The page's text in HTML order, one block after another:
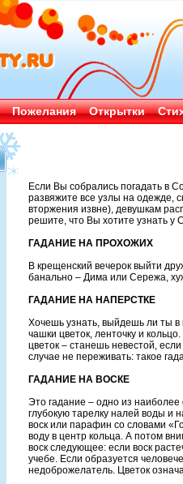
Пожелания Открытки
Если Вы собрались погадать в
развяжите все узлы на одежде,
вторжения извне), девушкам
решите, что Вы хотите узнать у
ГАДАНИЕ НА ПРОХОЖИХ
В крещенский вечерок выйти
банально – Дима или Сережа,
ГАДАНИЕ НА НАПЕРСТКЕ
Хочешь узнать, выйдешь ли ты в
чашки цветок, ленточку и
цветок – станешь невестой,
случае не переживать: такое
ГАДАНИЕ НА ВОСКЕ
Это гадание – одно из
глубокую тарелку налей воды и
воск или парафин со словами
воду в центр кольца. А потом
воск следующее: если воск
учебе. Если образуется
недоброжелатель. Цветок